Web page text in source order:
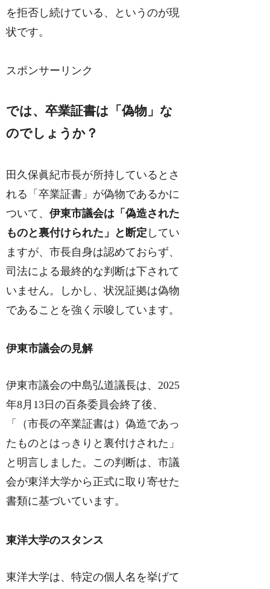
を拒否し続けている、というのが現
状です。
スポンサーリンク
では、卒業証書は「偽物」な
のでしょうか？
田久保眞紀市長が所持しているとさ
れる「卒業証書」が偽物であるかに
ついて、伊東市議会は「偽造された
ものと裏付けられた」と断定 してい
ますが、市長自身は認めておらず、
司法による最終的な判断は下されて
いません。しかし、状況証拠は偽物
であることを強く示唆しています。
伊東市議会の見解
伊東市議会の中島弘道議長は、2025
年8月13日の百条委員会終了後、
「（市長の卒業証書は）偽造であっ
たものとはっきりと裏付けされた」
と明言しました。この判断は、市議
会が東洋大学から正式に取り寄せた
書類に基づいています。
東洋大学のスタンス
東洋大学は、特定の個人名を挙げて